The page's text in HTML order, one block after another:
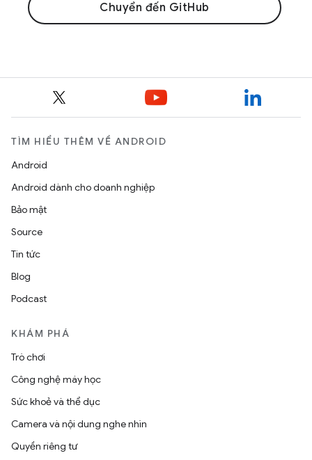
Chuyển đến GitHub
TÌM HIỂU THÊM VỀ ANDROID
Android
Android dành cho doanh nghiệp
Bảo mật
Source
Tin tức
Blog
Podcast
KHÁM PHÁ
Trò chơi
Công nghệ máy học
Sức khoẻ và thể dục
Camera và nội dung nghe nhìn
Quyền riêng tư